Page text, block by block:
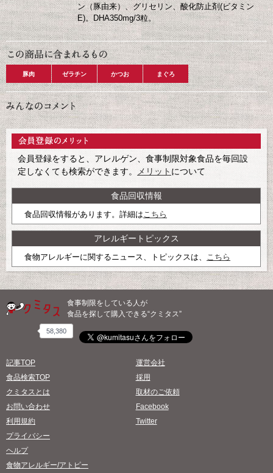
ン（豚由来）、グリセリン、酸化防止剤(ビタミン
E)。DHA350mg/3粒。
豚肉 ゼラチン かつお まぐろ
会員登録をすると、アレルゲン、食事制限対象食品を毎回設
定しなくても検索ができます。
メリット について
食品回収情報
食品回収情報があります。詳細はこちら
アレルギートピックス
食物アレルギーに関するニュース、トピックスは、 こちら
食事制限をしている人が
食品を探して購入できる“クミタス”
58,380
記事TOP
食品検索TOP
クミタスとは
お問い合わせ
利用規約
プライバシー
ヘルプ
食物アレルギー/アトピー
運営会社
採用
取材のご依頼
Facebook
Twitter